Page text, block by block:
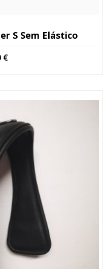
S Sem Elástico
€